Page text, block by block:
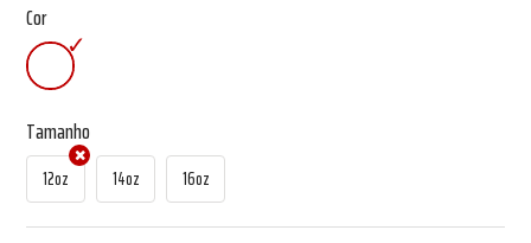
Cor
Tamanho
12oz 14oz 16oz